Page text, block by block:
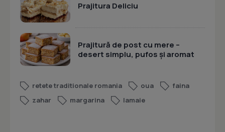
Prajitura Deliciu
Prajitură de post cu mere –
desert simplu, pufos și aromat
retete traditionale romania oua
faina
zahar
margarina lamaie